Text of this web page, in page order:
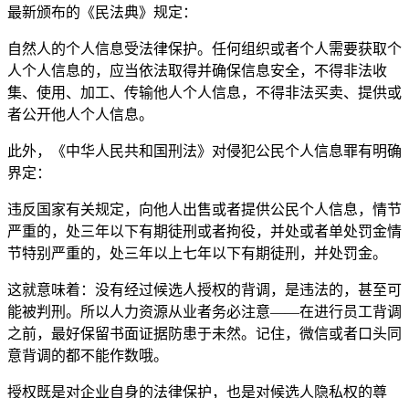
最新颁布的《民法典》规定：
自然人的个人信息受法律保护。任何组织或者个人需要获取个
人个人信息的，应当依法取得并确保信息安全，不得非法收
集、使用、加工、传输他人个人信息，不得非法买卖、提供或
者公开他人个人信息。
此外，《中华人民共和国刑法》对侵犯公民个人信息罪有明确
界定：
违反国家有关规定，向他人出售或者提供公民个人信息，情节
严重的，处三年以下有期徒刑或者拘役，并处或者单处罚金情
节特别严重的，处三年以上七年以下有期徒刑，并处罚金。
这就意味着：没有经过候选人授权的背调，是违法的，甚至可
能被判刑。所以人力资源从业者务必注意——在进行员工背调
之前，最好保留书面证据防患于未然。记住，微信或者口头同
意背调的都不能作数哦。
授权既是对企业自身的法律保护，也是对候选人隐私权的尊